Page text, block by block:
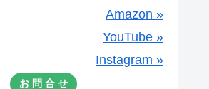
Amazon »
YouTube »
Instagram »
お 問 合 せ